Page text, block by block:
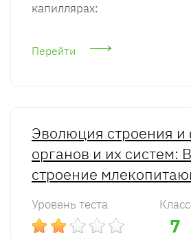
капиллярах:
Перейти
Эволюция строения и
органов и их систем:
строение
Уровень теста Класс
7